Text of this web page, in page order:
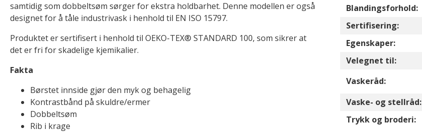
samtidig som dobbeltsøm sørger for ekstra holdbarhet. Denne modellen er også
designet for å tåle industrivask i henhold til EN ISO 15797.
Produktet er sertifisert i henhold til OEKO-TEX® STANDARD 100, som sikrer at
det er fri for skadelige kjemikalier.
Fakta
Børstet innside gjør den myk og behagelig
Kontrastbånd på skuldre/ermer
Dobbeltsøm
Rib i krage
Blandingsforhold:
Sertifisering:
Egenskaper:
Velegnet til:
Vaskeråd:
Vaske- og stellråd:
Trykk og broderi: